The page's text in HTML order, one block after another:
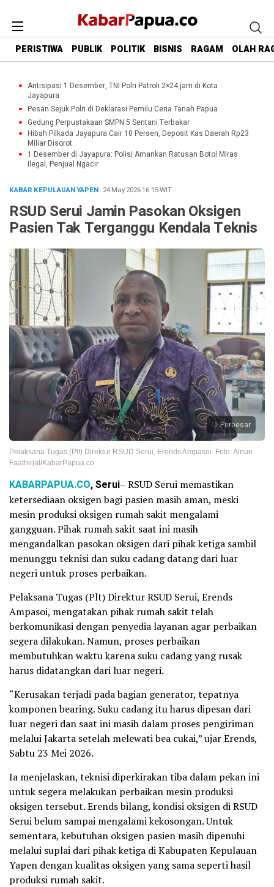
PERISTIWA PUBLIK POLITIK BISNIS RAGAM OLAH
Antisipasi 1 Desember, TNI Polri Patroli 2×24 jam di Kota
Jayapura
Pesan Sejuk Polri di Deklarasi Pemilu Ceria Tanah Papua
Gedung Perpustakaan SMPN 5 Sentani Terbakar
Hibah Pilkada Jayapura Cair 10 Persen, Deposit Kas Daerah Rp23
Miliar Disorot
1 Desember di Jayapura: Polisi Amankan Ratusan Botol Miras
Ilegal, Penjual Ngacir
KABAR KEPULAUAN YAPEN· 24 May 202616:15WIT
RSUD Serui Jamin Pasokan Oksigen
Pasien Tak Terganggu Kendala Teknis
Perbesar
Pelaksana Tugas (Plt) Direktur RSUD Serui, Erends Ampasoi. Foto: Ainun
Faathirjal/KabarPapua.co
KABARPAPUA.CO, Serui– RSUD Serui memastikan
ketersediaan oksigen bagi pasien masih aman, meski
mesin produksi oksigen rumah sakit mengalami
gangguan. Pihak rumah sakit saat ini masih
mengandalkan pasokan oksigen dari pihak ketiga sambil
menunggu teknisi dan suku cadang datang dari luar
negeri untuk proses perbaikan.
Pelaksana Tugas (Plt) Direktur RSUD Serui, Erends
Ampasoi, mengatakan pihak rumah sakit telah
berkomunikasi dengan penyedia layanan agar perbaikan
segera dilakukan. Namun, proses perbaikan
membutuhkan waktu karena suku cadang yang rusak
harus didatangkan dari luar negeri.
“Kerusakan terjadi pada bagian generator, tepatnya
komponen bearing. Suku cadang itu harus dipesan dari
luar negeri dan saat ini masih dalam proses pengiriman
melalui Jakarta setelah melewati bea cukai,” ujar Erends,
Sabtu 23 Mei 2026.
Ia menjelaskan, teknisi diperkirakan tiba dalam pekan ini
untuk segera melakukan perbaikan mesin produksi
oksigen tersebut. Erends bilang, kondisi oksigen di RSUD
Serui belum sampai mengalami kekosongan. Untuk
sementara, kebutuhan oksigen pasien masih dipenuhi
melalui suplai dari pihak ketiga di Kabupaten Kepulauan
Yapen dengan kualitas oksigen yang sama seperti hasil
produksi rumah sakit.